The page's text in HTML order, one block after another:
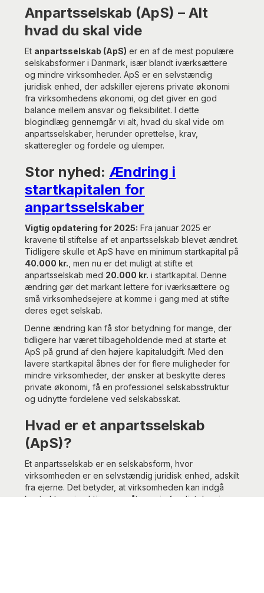
Anpartsselskab (ApS) – Alt
hvad du skal vide
Et anpartsselskab (ApS) er en af de mest populære
selskabsformer i Danmark, især blandt iværksættere
og mindre virksomheder. ApS er en selvstændig
juridisk enhed, der adskiller ejerens private økonomi
fra virksomhedens økonomi, og det giver en god
balance mellem ansvar og fleksibilitet. I dette
blogindlæg gennemgår vi alt, hvad du skal vide om
anpartsselskaber, herunder oprettelse, krav,
skatteregler og fordele og ulemper.
Stor nyhed: Ændring i
startkapitalen for
anpartsselskaber
Vigtig opdatering for 2025: Fra januar 2025 er
kravene til stiftelse af et anpartsselskab blevet ændret.
Tidligere skulle et ApS have en minimum startkapital på
40.000 kr. , men nu er det muligt at stifte et
anpartsselskab med 20.000 kr. i startkapital. Denne
ændring gør det markant lettere for iværksættere og
små virksomhedsejere at komme i gang med at stifte
deres eget selskab.
Denne ændring kan få stor betydning for mange, der
tidligere har været tilbageholdende med at starte et
ApS på grund af den højere kapitaludgift. Med den
lavere startkapital åbnes der for flere muligheder for
mindre virksomheder, der ønsker at beskytte deres
private økonomi, få en professionel selskabsstruktur
og udnytte fordelene ved selskabsskat.
Hvad er et anpartsselskab
(ApS)?
Et anpartsselskab er en selskabsform, hvor
virksomheden er en selvstændig juridisk enhed, adskilt
fra ejerne. Det betyder, at virksomheden kan indgå
kontrakter, eje aktiver og påtage sig forpligtelser i